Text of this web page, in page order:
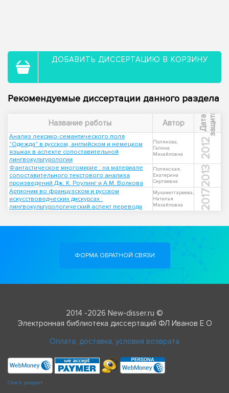
ДОБАВИТЬ ДИССЕРТАЦИЮ В КОРЗИНУ
Рекомендуемые диссертации данного раздела
Название работы Автор Д
а
т
а
з
а
щ
и
т ы
Анализ лексико-семантического поля
"Одежда" в русском, английском и немецком
языках в аспекте сопоставительной
лингвокультурологии
Полякова,
Галина
Михайловна
2012
Фантастическое многомирие : на материале
сопоставительного текстового анализа
произведений Дж. К. Роулинг и А.М. Волкова
Полянская,
Екатерина
Сергеевна
2013
Артионим во французском и русском
искусствоведческих дискурсах :
лингвокультурологический аспект перевода
Мухаметгареева,
Наталья
Михайловна
2017
ФОРМА ОБРАТНОЙ СВЯЗИ
2014 -2026 New-disser.ru ©
Электронная библиотека диссертаций ФЛ Иванов Е О
Оплата, доставка, условия возврата
Check passport